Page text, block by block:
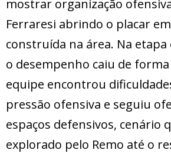
mostrar organização
Ferraresi abrindo o placar
construída na área. Na
o desempenho caiu de
equipe encontrou
pressão ofensiva e seguiu
espaços defensivos, cenário
explorado pelo Remo até o